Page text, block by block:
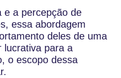
e a percepção de
essa abordagem
deles de uma
lucrativa para a
o escopo dessa